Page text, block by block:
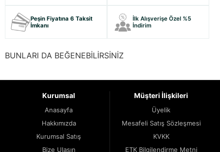
Peşin Fiyatına 6 Taksit
İmkanı
İlk Alışverişe Özel %5
İndirim
BUNLARI DA BEĞENEBİLİRSİNİZ
Kurumsal
Anasayfa
Hakkımızda
Kurumsal Satış
Bize Ulaşın
Müşteri İlişkileri
Üyelik
Mesafeli Satış Sözleşmesi
KVKK
ETK Bilgilendirme Metni